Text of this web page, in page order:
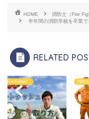
HOME
消防士（Fire
半年間の消防学校を卒業で
RELATED
（Fire Fighter） 消防士